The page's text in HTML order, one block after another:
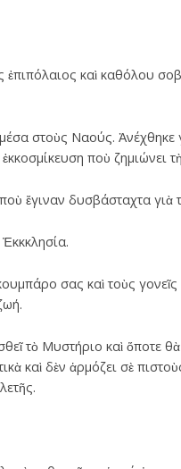
καὶ καθόλου
στοὺς Ναούς. Ἀνέχθηκε
ποὺ ζημιώνει
ἔγιναν δυσβάσταχτα γιὰ
σας καὶ τοὺς
τὸ Μυστήριο καὶ ὅποτε θὰ
καὶ δὲν ἁρμόζει σὲ